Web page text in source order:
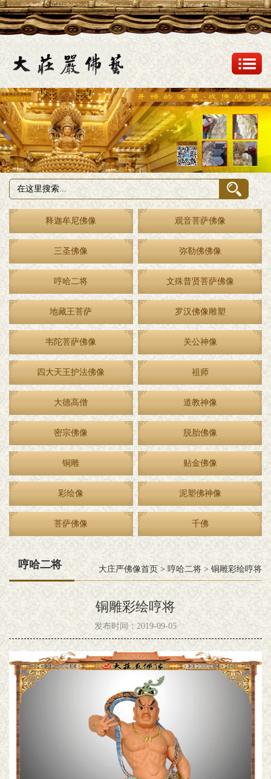
释迦牟尼佛像 观音菩萨佛像
三圣佛像 弥勒佛佛像
哼哈二将 文殊普贤菩萨佛像
地藏王菩萨 罗汉佛像雕塑
韦陀菩萨佛像 关公神像
四大天王护法佛像 祖师
大德高僧 道教神像
密宗佛像 脱胎佛像
铜雕 贴金佛像
彩绘像 泥塑佛神像
菩萨佛像 千佛
哼哈二将 大庄严佛像首页 > 哼哈二将 > 铜雕彩绘哼将
铜雕彩绘哼将
发布时间：2019-09-05